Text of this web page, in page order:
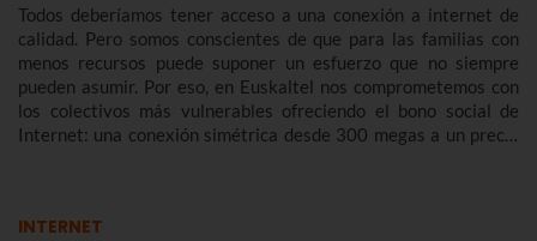
Todos deberíamos tener acceso a una conexión a internet de
calidad. Pero somos conscientes de que para las familias con
menos recursos puede suponer un esfuerzo que no siempre
pueden asumir. Por eso, en Euskaltel nos comprometemos con
los colectivos más vulnerables ofreciendo el bono social de
Internet: una conexión simétrica desde 300 megas a un precio
INTERNET